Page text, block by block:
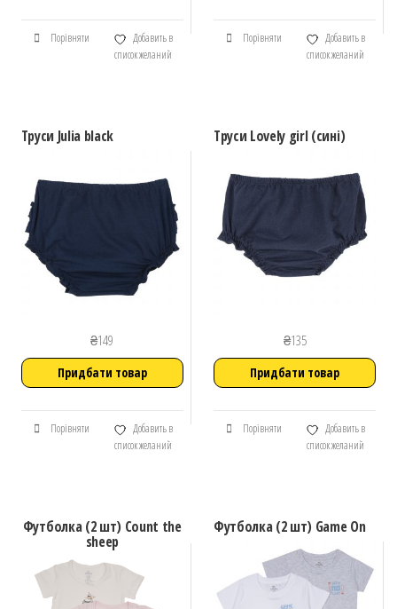
Порівняти
Добавить в
список желаний
Порівняти
Добавить в
список желаний
Труси Julia black
₴149
Придбати товар
Порівняти
Добавить в
список желаний
Труси Lovely girl (сині)
₴135
Придбати товар
Порівняти
Добавить в
список желаний
Футболка (2 шт) Count the
sheep
Футболка (2 шт) Game On